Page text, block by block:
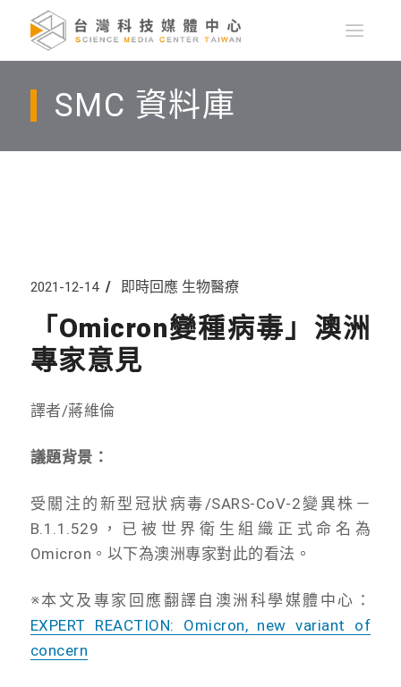
SMC 資料庫
2021-12-14 即時回應 生物醫療
「Omicron變種病毒」澳洲
專家意見
譯者/蔣維倫
議題背景：
受關注的新型冠狀病毒/SARS-CoV-2變異株－
B.1.1.529，已被世界衛生組織正式命名為
Omicron。以下為澳洲專家對此的看法。
※本文及專家回應翻譯自澳洲科學媒體中心：
EXPERT REACTION: Omicron, new variant of
concern